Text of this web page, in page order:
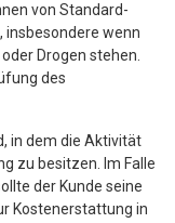
von Standard-
insbesondere wenn
Drogen stehen.
des
in dem die Aktivität
zu besitzen. Im Falle
der Kunde seine
Kostenerstattung in